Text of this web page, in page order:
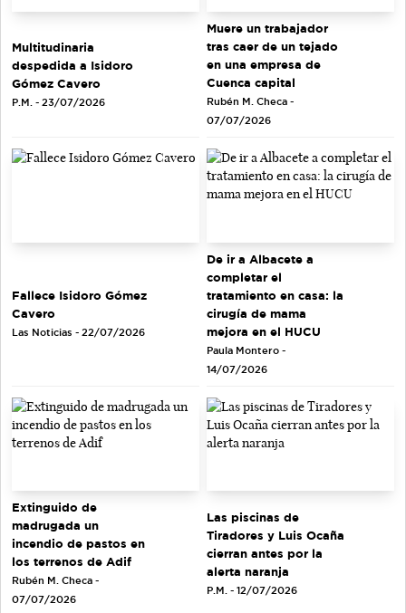
Multitudinaria
despedida a Isidoro
Gómez Cavero
P.M. - 23/07/2026
Muere un trabajador
tras caer de un tejado
en una empresa de
Cuenca capital
Rubén M. Checa -
07/07/2026
Fallece Isidoro Gómez
Cavero
Las Noticias - 22/07/2026
De ir a Albacete a
completar el
tratamiento en casa: la
cirugía de mama
mejora en el HUCU
Paula Montero -
14/07/2026
Extinguido de
madrugada un
incendio de pastos en
los terrenos de Adif
Rubén M. Checa -
07/07/2026
Las piscinas de
Tiradores y Luis Ocaña
cierran antes por la
alerta naranja
P.M. - 12/07/2026